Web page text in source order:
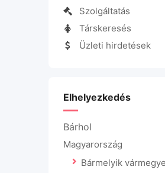
Szolgáltatás
Társkeresés
Üzleti hirdetések
Elhelyezkedés
Bárhol
Magyarország
Bármelyik vármegye